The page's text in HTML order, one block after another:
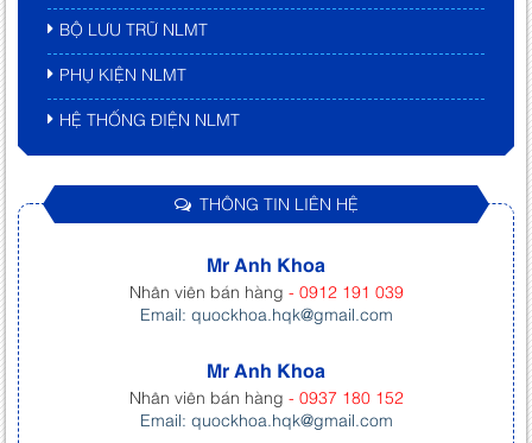
BỘ LƯU TRỮ NLMT
PHỤ KIỆN NLMT
HỆ THỐNG ĐIỆN NLMT
THÔNG TIN LIÊN HỆ
Mr Anh Khoa
Nhân viên bán hàng - 0912 191 039
Email: quockhoa.hqk@gmail.com
Mr Anh Khoa
Nhân viên bán hàng - 0937 180 152
Email: quockhoa.hqk@gmail.com